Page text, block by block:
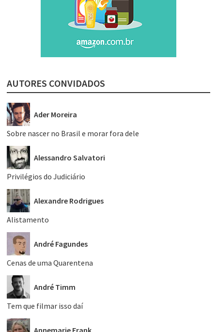
AUTORES CONVIDADOS
Ader Moreira
Sobre nascer no Brasil e morar fora dele
Alessandro Salvatori
Privilégios do Judiciário
Alexandre Rodrigues
Alistamento
André Fagundes
Cenas de uma Quarentena
André Timm
Tem que filmar isso daí